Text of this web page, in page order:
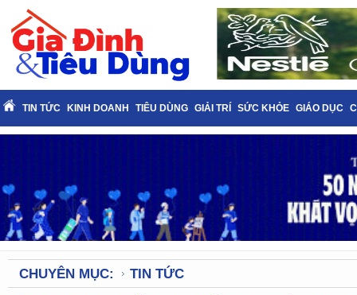
TIN TỨC KINH DOANH TIÊU DÙNG GIẢI TRÍ SỨC KHỎE GIÁO DỤC
CHUYÊN MỤC: TIN TỨC